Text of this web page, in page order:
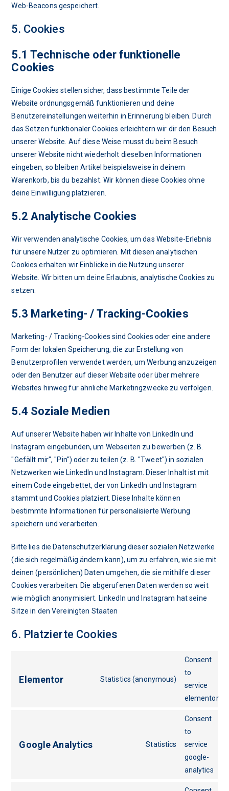
Web-Beacons gespeichert.
5. Cookies
5.1 Technische oder funktionelle
Cookies
Einige Cookies stellen sicher, dass bestimmte Teile der
Website ordnungsgemäß funktionieren und deine
Benutzereinstellungen weiterhin in Erinnerung bleiben. Durch
das Setzen funktionaler Cookies erleichtern wir dir den Besuch
unserer Website. Auf diese Weise musst du beim Besuch
unserer Website nicht wiederholt dieselben Informationen
eingeben, so bleiben Artikel beispielsweise in deinem
Warenkorb, bis du bezahlst. Wir können diese Cookies ohne
deine Einwilligung platzieren.
5.2 Analytische Cookies
Wir verwenden analytische Cookies, um das Website-Erlebnis
für unsere Nutzer zu optimieren. Mit diesen analytischen
Cookies erhalten wir Einblicke in die Nutzung unserer
Website. Wir bitten um deine Erlaubnis, analytische Cookies zu
setzen.
5.3 Marketing- / Tracking-Cookies
Marketing- / Tracking-Cookies sind Cookies oder eine andere
Form der lokalen Speicherung, die zur Erstellung von
Benutzerprofilen verwendet werden, um Werbung anzuzeigen
oder den Benutzer auf dieser Website oder über mehrere
Websites hinweg für ähnliche Marketingzwecke zu verfolgen.
5.4 Soziale Medien
Auf unserer Website haben wir Inhalte von LinkedIn und
Instagram eingebunden, um Webseiten zu bewerben (z. B.
"Gefällt mir", "Pin") oder zu teilen (z. B. "Tweet") in sozialen
Netzwerken wie LinkedIn und Instagram. Dieser Inhalt ist mit
einem Code eingebettet, der von LinkedIn und Instagram
stammt und Cookies platziert. Diese Inhalte können
bestimmte Informationen für personalisierte Werbung
speichern und verarbeiten.
Bitte lies die Datenschutzerklärung dieser sozialen Netzwerke
(die sich regelmäßig ändern kann), um zu erfahren, wie sie mit
deinen (persönlichen) Daten umgehen, die sie mithilfe dieser
Cookies verarbeiten. Die abgerufenen Daten werden so weit
wie möglich anonymisiert. LinkedIn und Instagram hat seine
Sitze in den Vereinigten Staaten
6. Platzierte Cookies
Elementor Statistics (anonymous)
Consent
to
service
elementor
Google Analytics Statistics
Consent
to
service
google-
analytics